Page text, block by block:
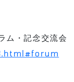
ム・記念交流会